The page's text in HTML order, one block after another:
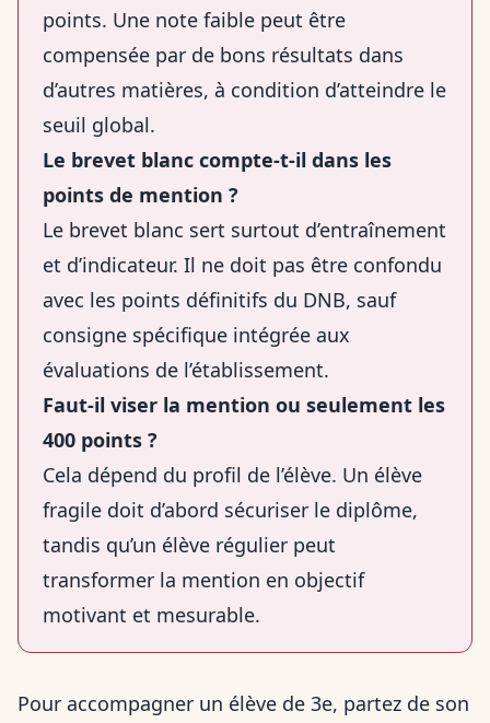
points. Une note faible peut être
compensée par de bons résultats dans
d’autres matières, à condition d’atteindre le
seuil global.
Le brevet blanc compte-t-il dans les
points de mention ?
Le brevet blanc sert surtout d’entraînement
et d’indicateur. Il ne doit pas être confondu
avec les points définitifs du DNB, sauf
consigne spécifique intégrée aux
évaluations de l’établissement.
Faut-il viser la mention ou seulement les
400 points ?
Cela dépend du profil de l’élève. Un élève
fragile doit d’abord sécuriser le diplôme,
tandis qu’un élève régulier peut
transformer la mention en objectif
motivant et mesurable.
Pour accompagner un élève de 3e, partez de son